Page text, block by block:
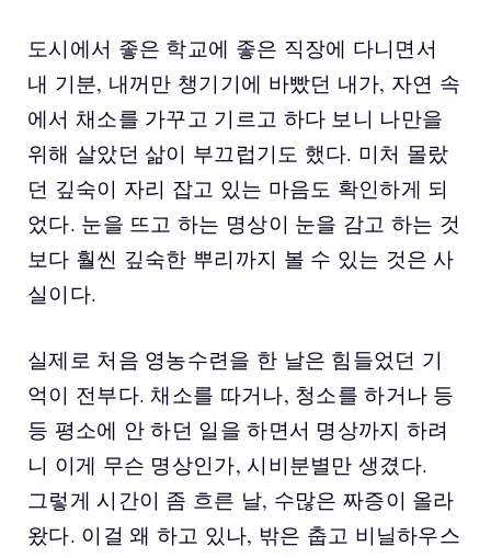
도시에서 좋은 학교에 좋은 직장에 다니면서
내 기분, 내꺼만 챙기기에 바빴던 내가, 자연 속
에서 채소를 가꾸고 기르고 하다 보니 나만을
위해 살았던 삶이 부끄럽기도 했다. 미처 몰랐
던 깊숙이 자리 잡고 있는 마음도 확인하게 되
었다. 눈을 뜨고 하는 명상이 눈을 감고 하는 것
보다 훨씬 깊숙한 뿌리까지 볼 수 있는 것은 사
실이다.
실제로 처음 영농수련을 한 날은 힘들었던 기
억이 전부다. 채소를 따거나, 청소를 하거나 등
등 평소에 안 하던 일을 하면서 명상까지 하려
니 이게 무슨 명상인가, 시비분별만 생겼다.
그렇게 시간이 좀 흐른 날, 수많은 짜증이 올라
왔다. 이걸 왜 하고 있나, 밖은 춥고 비닐하우스